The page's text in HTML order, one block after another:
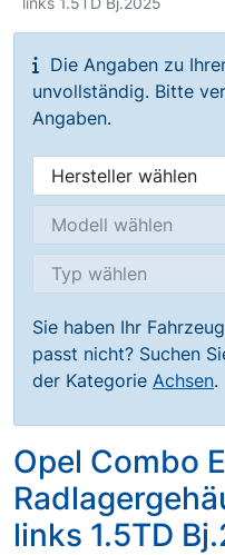
Die Angaben zu
unvollständig. Bitte
Angaben.
Sie haben Ihr
passt nicht? Suchen
der Kategorie Achsen.
Opel Combo
links 1.5TD